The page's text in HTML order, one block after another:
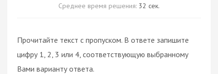
Среднее время решения: 32 сек.
Прочитайте текст с пропуском. В ответе запишите
цифру 1, 2, 3 или 4, соответствующую выбранному
Вами варианту ответа.